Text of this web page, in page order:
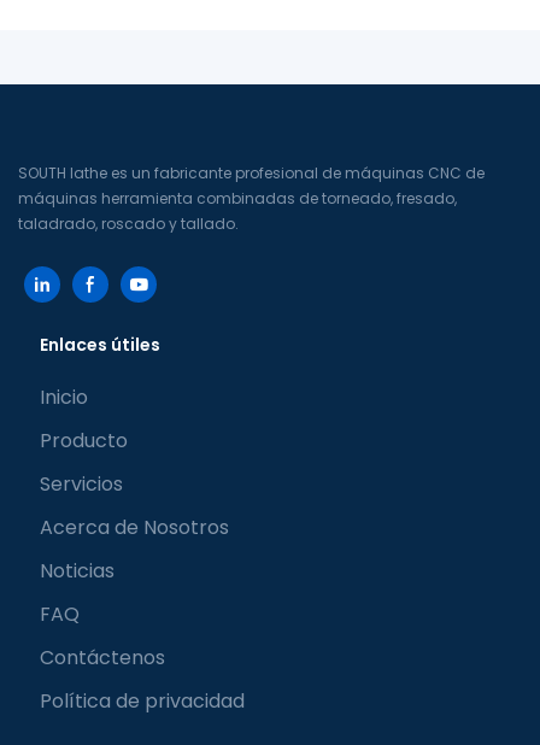
SOUTH lathe es un fabricante profesional de máquinas CNC de
máquinas herramienta combinadas de torneado, fresado,
taladrado, roscado y tallado.
Enlaces útiles
Inicio
Producto
Servicios
Acerca de Nosotros
Noticias
FAQ
Contáctenos
Política de privacidad